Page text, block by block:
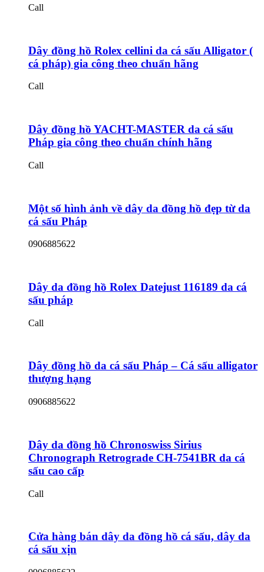
Call
Dây đồng hồ Rolex cellini da cá sấu Alligator (
cá pháp) gia công theo chuẩn hãng
Call
Dây đồng hồ YACHT-MASTER da cá sấu
Pháp gia công theo chuẩn chính hãng
Call
Một số hình ảnh về dây da đồng hồ đẹp từ da
cá sấu Pháp
0906885622
Dây da đồng hồ Rolex Datejust 116189 da cá
sấu pháp
Call
Dây đồng hồ da cá sấu Pháp – Cá sấu alligator
thượng hạng
0906885622
Dây da đồng hồ Chronoswiss Sirius
Chronograph Retrograde CH-7541BR da cá
sấu cao cấp
Call
Cửa hàng bán dây da đồng hồ cá sấu, dây da
cá sấu xịn